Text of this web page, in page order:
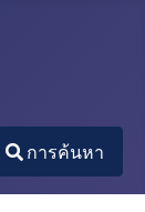
การค้นหา